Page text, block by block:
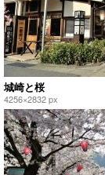
城崎と桜
4256×2832 px